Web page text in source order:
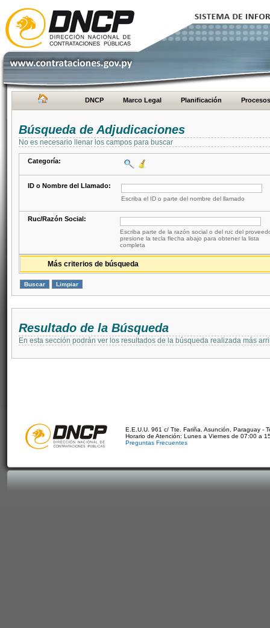
DNCP Marco Legal Planificación Procesos
Búsqueda de Adjudicaciones
No es necesario llenar los campos para buscar
Categoría:
ID o Nombre del Llamado:
Escriba el ID o parte del nombre del llamado
Ruc/Razón Social:
Escriba parte de la razón social o del ruc del
presione la tecla flecha abajo para obtener la lista
completa
Más criterios de búsqueda
Resultado de la Búsqueda
En esta sección podrán ver los resultados de la búsqueda realizada más
E.E.U.U. 961 c/ Tte. Fariña. Asunción, Paraguay -
Horario de Atención: Lunes a Viernes de 07:00 a
Preguntas Frecuentes